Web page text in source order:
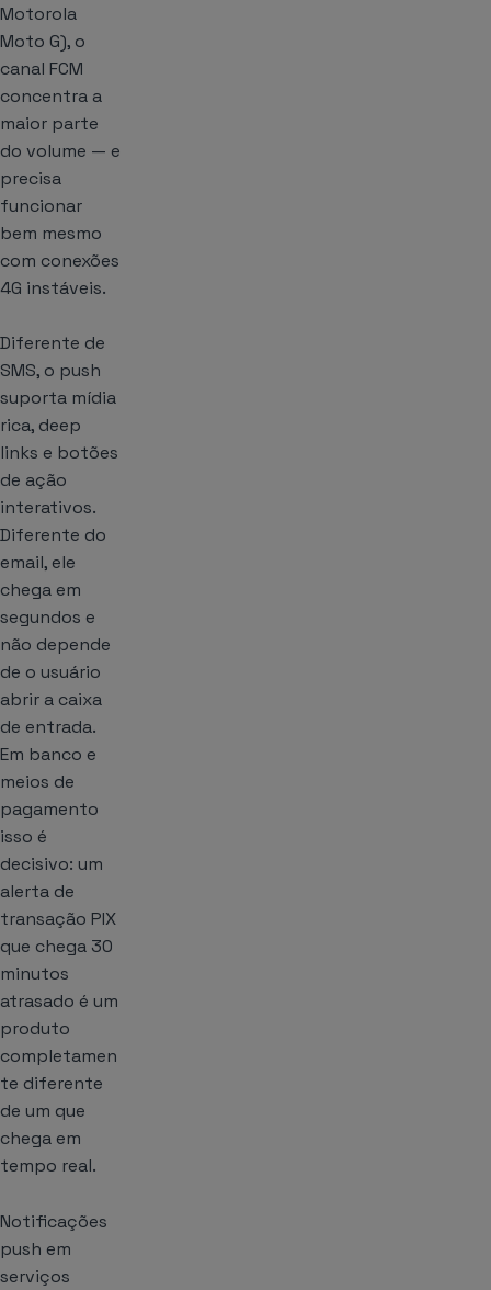
Motorola
Moto G), o
canal FCM
concentra a
maior parte
do volume — e
precisa
funcionar
bem mesmo
com conexões
4G instáveis.
Diferente de
SMS, o push
suporta mídia
rica, deep
links e botões
de ação
interativos.
Diferente do
email, ele
chega em
segundos e
não depende
de o usuário
abrir a caixa
de entrada.
Em banco e
meios de
pagamento
isso é
decisivo: um
alerta de
transação PIX
que chega 30
minutos
atrasado é um
produto
completamen
te diferente
de um que
chega em
tempo real.
Notificações
push em
serviços